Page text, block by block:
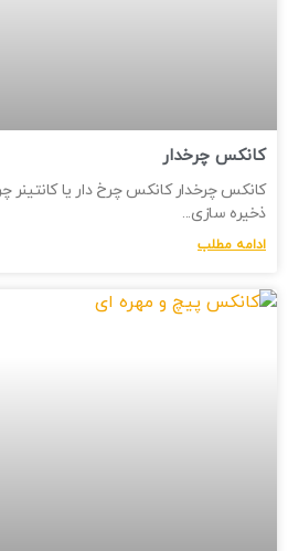
کانکس چرخدار
کانکس چرخدار کانکس چرخ دار یا کانتینر
ذخیره سازی
ادامه مطلب